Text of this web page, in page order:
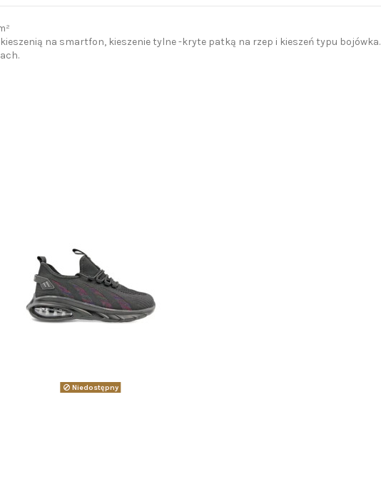
na smartfon, kieszenie tylne -kryte patką na rzep i kieszeń typu bojówka.
Niedostępny